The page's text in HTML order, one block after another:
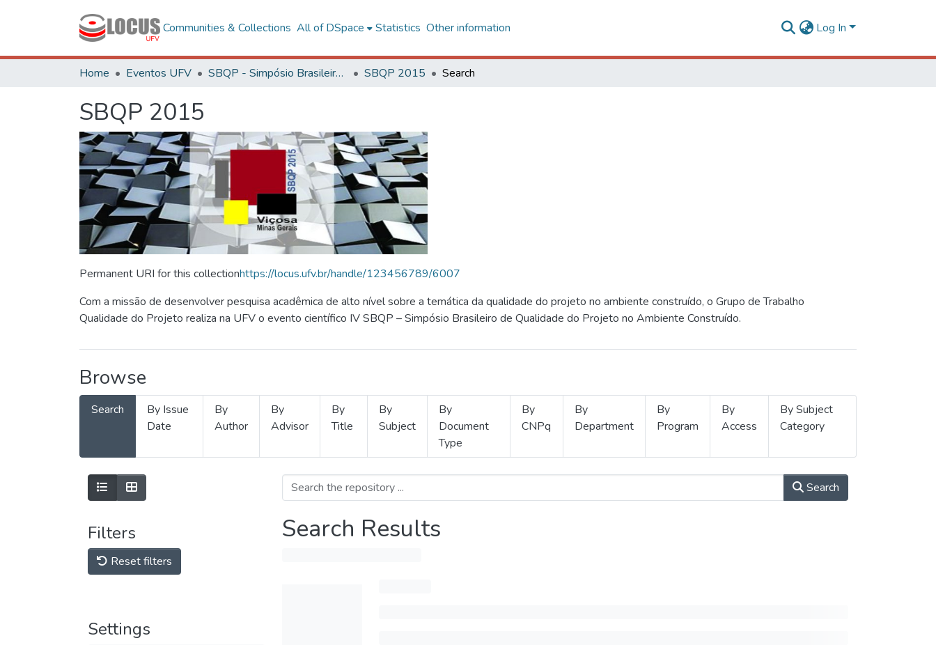
Communities & Collections All of DSpace Statistics Other information Log In
Home Eventos UFV SBQP - Simpósio Brasileiro de Qualidade do Projeto no Ambiente Construído SBQP 2015 Search
SBQP 2015
Permanent URI for this collectionhttps://locus.ufv.br/handle/123456789/6007
Com a missão de desenvolver pesquisa acadêmica de alto nível sobre a temática da qualidade do projeto no ambiente construído, o Grupo de Trabalho
Qualidade do Projeto realiza na UFV o evento científico IV SBQP – Simpósio Brasileiro de Qualidade do Projeto no Ambiente Construído.
Browse
Search
By Issue
Date
By
Author
By
Advisor
By
Title
By
Subject
By
Document
Type
By
CNPq
By
Department
By
Program
By
Access
By Subject
Category
Filters
Reset filters
Settings
Search
Search Results